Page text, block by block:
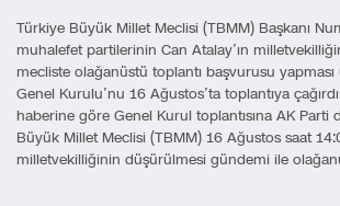
Türkiye Büyük Millet Meclisi (TBMM) Başkanı
muhalefet partilerinin Can Atalay’ın
mecliste olağanüstü toplantı başvurusu
Genel Kurulu’nu 16 Ağustos’ta toplantıya
haberine göre Genel Kurul toplantısına AK Parti
Büyük Millet Meclisi (TBMM) 16 Ağustos saat
milletvekilliğinin düşürülmesi gündemi ile